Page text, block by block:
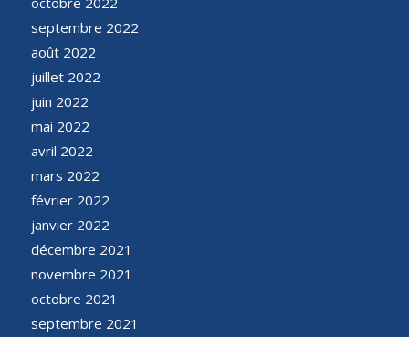
septembre 2022
août 2022
juillet 2022
juin 2022
mai 2022
avril 2022
mars 2022
février 2022
janvier 2022
décembre 2021
novembre 2021
octobre 2021
septembre 2021